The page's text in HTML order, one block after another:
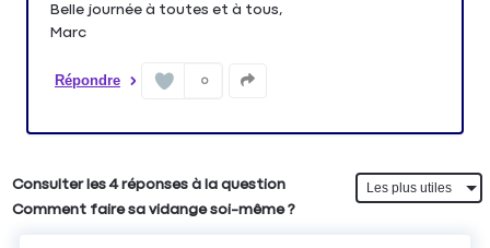
Belle journée à toutes et à tous,
Marc
Répondre 0
Consulter les 4 réponses à la question
Comment faire sa vidange soi-même ?